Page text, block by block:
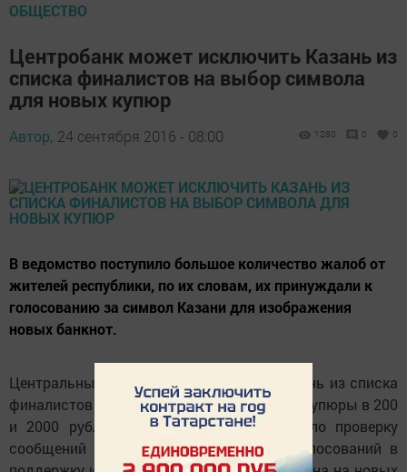
ОБЩЕСТВО
Центробанк может исключить Казань из
списка финалистов на выбор символа
для новых купюр
Автор, 24 сентября 2016 - 08:00 1280 0 0
В ведомство поступило большое количество жалоб от
жителей республики, по их словам, их принуждали к
голосованию за символ Казани для изображения
новых банкнот.
Центральный банк может исключить Казань из списка
финалистов на выбор символов на новые купюры в 200
и 2000 рублей, сейчас учреждение начало проверку
сообщений об организации массовых голосований в